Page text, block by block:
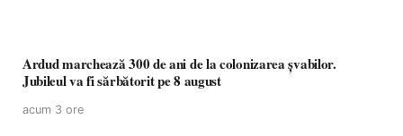
Ardud marchează 300 de ani de la colonizarea șvabilor.
Jubileul va fi sărbătorit pe 8 august
acum 3 ore